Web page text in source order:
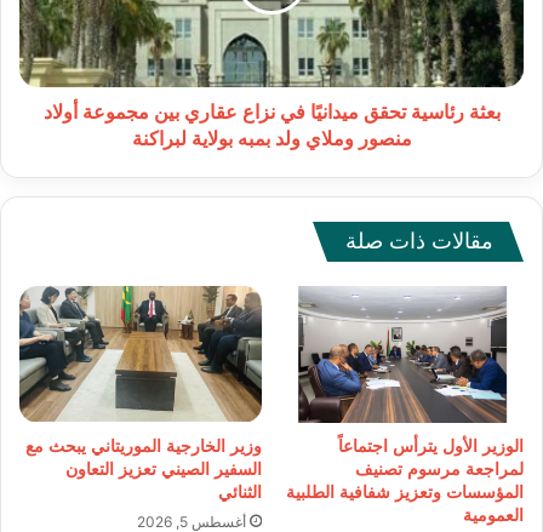
نزاع
عقاري
بين
مجموعة
أولاد
بولاية
لبراكنة
بعثة رئاسية تحقق ميدانيًا في نزاع عقاري بين مجموعة أولاد
منصور وملاي ولد بمبه بولاية لبراكنة
مقالات ذات صلة
الوزير الأول يترأس اجتماعاً
لمراجعة مرسوم تصنيف
المؤسسات وتعزيز شفافية الطلبية
العمومية
وزير الخارجية الموريتاني يبحث مع
السفير الصيني تعزيز التعاون
الثنائي
أغسطس 5, 2026